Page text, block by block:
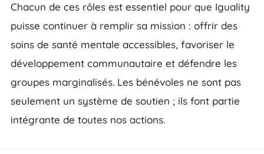
Chacun de ces rôles est essentiel pour que Iguality
puisse continuer à remplir sa mission : offrir des
soins de santé mentale accessibles, favoriser le
développement communautaire et défendre les
groupes marginalisés. Les bénévoles ne sont pas
seulement un système de soutien ; ils font partie
intégrante de toutes nos actions.